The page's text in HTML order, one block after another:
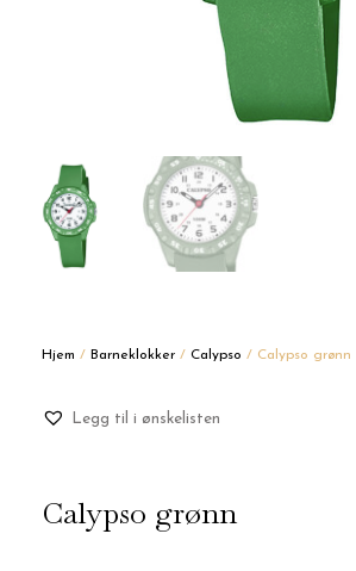
Hjem / Barneklokker / Calypso / Calypso grønn
Legg til i ønskelisten
Calypso grønn